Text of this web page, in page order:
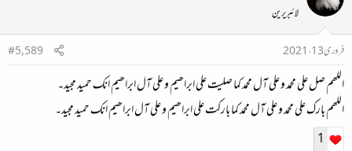
لائبریرین
فروری 13، 2021
#5,589
اللھم صل علی محمد و علی آل محمد کما صلیت علی ابراھیم و علی آل ابراھیم انك حمید مجید۔
اللھم بارك علی محمد و علی آل محمد کما بارکت علی ابراھیم و علی آل ابراھیم انك حمید مجید۔
1